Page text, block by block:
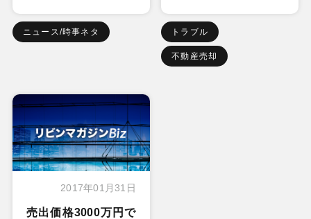
ニュース/時事ネタ トラブル
不動産売却
2017年01月31日
売出価格3000万円で